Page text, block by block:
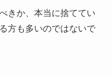
きか、本当に捨ててい
方も多いのではないで